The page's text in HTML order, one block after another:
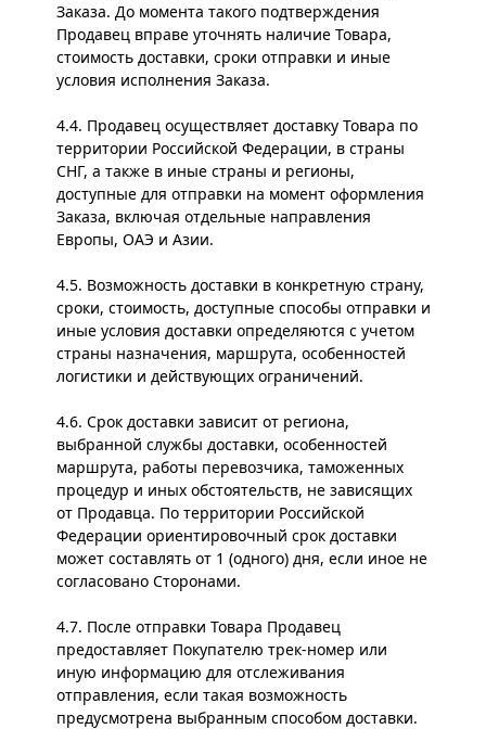
Заказа. До момента такого подтверждения
Продавец вправе уточнять наличие Товара,
стоимость доставки, сроки отправки и иные
условия исполнения Заказа.
4.4. Продавец осуществляет доставку Товара по
территории Российской Федерации, в страны
СНГ, а также в иные страны и регионы,
доступные для отправки на момент оформления
Заказа, включая отдельные направления
Европы, ОАЭ и Азии.
4.5. Возможность доставки в конкретную страну,
сроки, стоимость, доступные способы отправки и
иные условия доставки определяются с учетом
страны назначения, маршрута, особенностей
логистики и действующих ограничений.
4.6. Срок доставки зависит от региона,
выбранной службы доставки, особенностей
маршрута, работы перевозчика, таможенных
процедур и иных обстоятельств, не зависящих
от Продавца. По территории Российской
Федерации ориентировочный срок доставки
может составлять от 1 (одного) дня, если иное не
согласовано Сторонами.
4.7. После отправки Товара Продавец
предоставляет Покупателю трек-номер или
иную информацию для отслеживания
отправления, если такая возможность
предусмотрена выбранным способом доставки.